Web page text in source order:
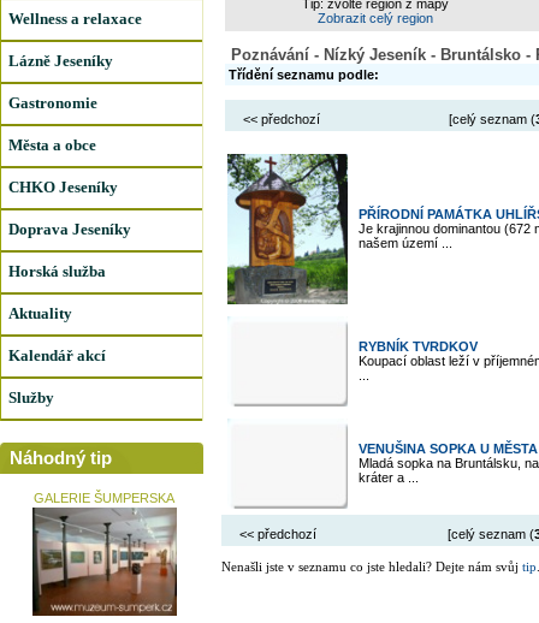
Wellness a relaxace
Lázně Jeseníky
Gastronomie
Města a obce
CHKO Jeseníky
Doprava Jeseníky
Horská služba
Aktuality
Kalendář akcí
Služby
Náhodný tip
GALERIE ŠUMPERSKA
Tip: zvolte region z mapy
Zobrazit celý region
Poznávání - Nízký Jeseník - Bruntálsko
Třídění seznamu podle:
<< předchozí [celý seznam (
PŘÍRODNÍ PAMÁTKA
Je krajinnou dominantou (672
našem území ...
RYBNÍK TVRDKOV
Koupací oblast leží v
VENUŠINA SOPKA U
Mladá sopka na Bruntálsku,
kráter a ...
<< předchozí [celý seznam (
Nenašli jste v seznamu co jste hledali? Dejte nám svůj tip